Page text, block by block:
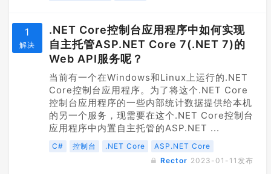
1
解决
.NET Core控制台应用程序中如何实现
自主托管ASP.NET Core 7(.NET 7)的
Web API服务呢？
当前有一个在Windows和Linux上运行的.NET
Core控制台应用程序。为了将这个.NET Core
控制台应用程序的一些内部统计数据提供给本机
的另一个服务，现需要在这个.NET Core控制台
应用程序中内置自主托管的ASP.NET ...
C# 控制台 .NET Core
ASP.NET Core
Rector 2023-01-11 发布